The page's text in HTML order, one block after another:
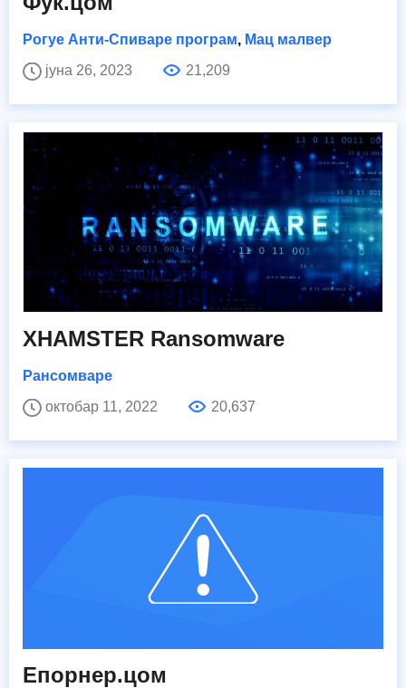
Рогуе Анти-Спиваре програм, Мац малвер
јуна 26, 2023
21,209
XHAMSTER Ransomware
Рансомваре
октобар 11, 2022
20,637
Епорнер.цом